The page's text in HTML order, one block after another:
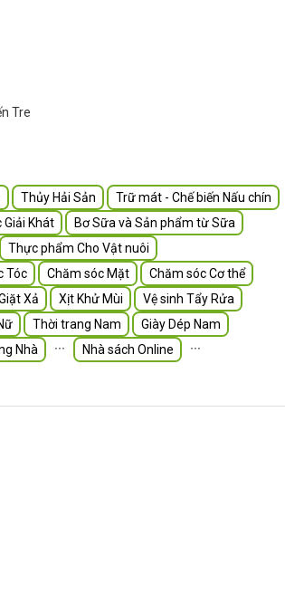
Thủy Hải Sản
Trữ mát - Chế biến Nấu chín
Giải Khát
Bơ Sữa và Sản phẩm từ Sữa
Thực phẩm Cho Vật nuôi
Tóc Chăm sóc Mặt
Chăm sóc Cơ thể
Xả Xịt Khử Mùi
Vệ sinh Tẩy Rửa
Thời trang Nam
Giày Dép Nam
Nhà ∙∙∙ Nhà sách Online
∙∙∙